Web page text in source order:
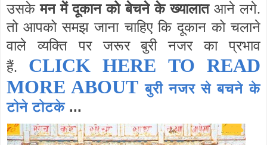
उसकेमन में दूकान को बेचने के ख्यालातआने लगे.
तो आपको समझ जाना चाहिए कि दूकान को चलाने
वाले व्यक्ति पर जरूर बुरी नजर का प्रभाव
हैं. CLICK HERE TO READ
MORE ABOUTबुरी नजर से बचने के
टोने टोटके...